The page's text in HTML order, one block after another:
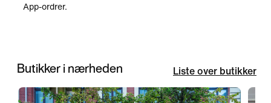
App-ordrer.
Butikker i nærheden Liste over butikker